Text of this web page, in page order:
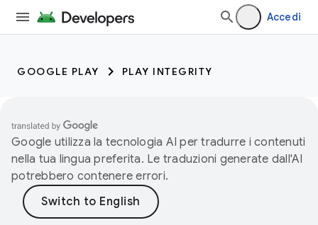
Accedi
GOOGLE PLAY PLAY INTEGRITY
Google utilizza la tecnologia AI per tradurre i contenuti
nella tua lingua preferita. Le traduzioni generate dall'AI
potrebbero contenere errori.